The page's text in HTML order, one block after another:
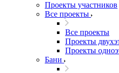
Проекты участников
Все проекты
Все проекты
Проекты
Проекты
Бани